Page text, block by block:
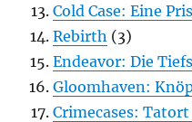
Cold Case: Eine
Rebirth (3)
Endeavor: Die
Gloomhaven:
Crimecases: